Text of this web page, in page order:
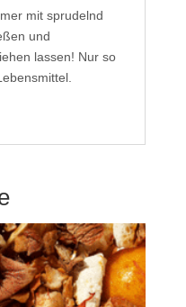
mit sprudelnd
und
lassen! Nur so